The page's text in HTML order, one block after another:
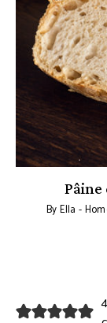
ByElla -